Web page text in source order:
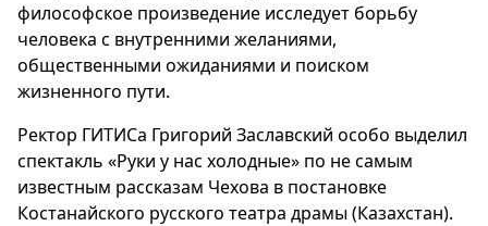
философское произведение исследует борьбу
человека с внутренними желаниями,
общественными ожиданиями и поиском
жизненного пути.
Ректор ГИТИСа Григорий Заславский особо выделил
спектакль «Руки у нас холодные» по не самым
известным рассказам Чехова в постановке
Костанайского русского театра драмы (Казахстан).